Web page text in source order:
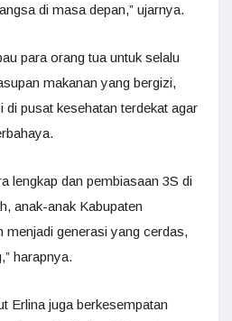
di masa depan,” ujarnya.
para orang tua untuk selalu
makanan yang bergizi,
di pusat kesehatan terdekat agar
lengkap dan pembiasaan 3S di
anak-anak Kabupaten
menjadi generasi yang cerdas,
harapnya.
Erlina juga berkesempatan